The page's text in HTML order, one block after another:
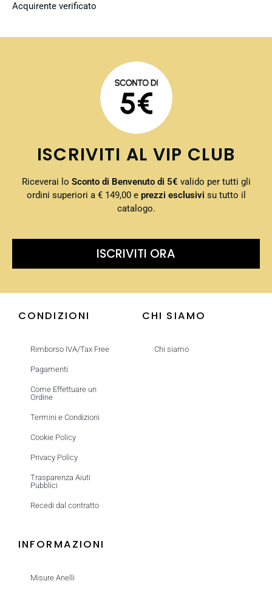
Acquirente verificato
ISCRIVITI AL VIP CLUB
Riceverai lo Sconto di Benvenuto di 5€ valido per tutti gli
ordini superiori a € 149,00 e prezzi esclusivi su tutto il
catalogo.
ISCRIVITI ORA
CONDIZIONI
Rimborso IVA/Tax Free
Pagamenti
Come Effettuare un
Ordine
Termini e Condizioni
Cookie Policy
Privacy Policy
Trasparenza Aiuti
Pubblici
Recedi dal contratto
CHI SIAMO
Chi siamo
INFORMAZIONI
Misure Anelli